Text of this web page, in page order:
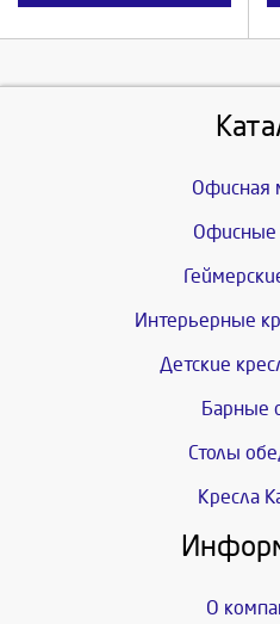
Офисная
Офисные
Интерьерные
Детские
Барные
Столы
Кресла
О